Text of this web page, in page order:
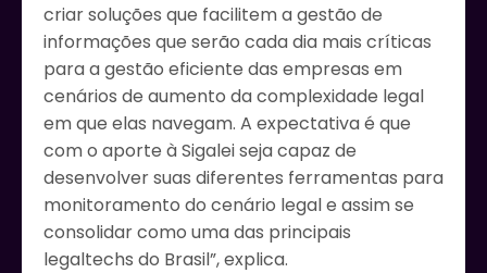
criar soluções que facilitem a gestão de
informações que serão cada dia mais críticas
para a gestão eficiente das empresas em
cenários de aumento da complexidade legal
em que elas navegam. A expectativa é que
com o aporte à Sigalei seja capaz de
desenvolver suas diferentes ferramentas para
monitoramento do cenário legal e assim se
consolidar como uma das principais
legaltechs do Brasil”, explica.